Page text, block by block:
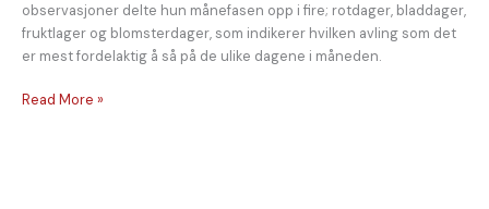
observasjoner delte hun månefasen opp i fire; rotdager, bladdager,
fruktlager og blomsterdager, som indikerer hvilken avling som det
er mest fordelaktig å så på de ulike dagene i måneden.
Read More »